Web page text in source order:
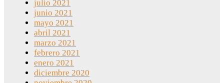
julio 2021
junio 2021
mayo 2021
abril 2021
marzo 2021
febrero 2021
enero 2021
diciembre 2020